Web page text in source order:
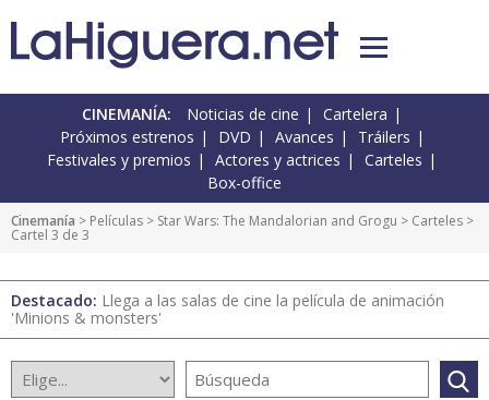
CINEMANÍA: Noticias de cine
Cartelera
Próximos estrenos
DVD Avances
Tráilers
Festivales y premios
Actores y actrices
Carteles
Box-office
Cinemanía > Películas > Star Wars: The Mandalorian and Grogu > Carteles >
Cartel 3 de 3
Destacado: Llega a las salas de cine la película de animación
'Minions & monsters'